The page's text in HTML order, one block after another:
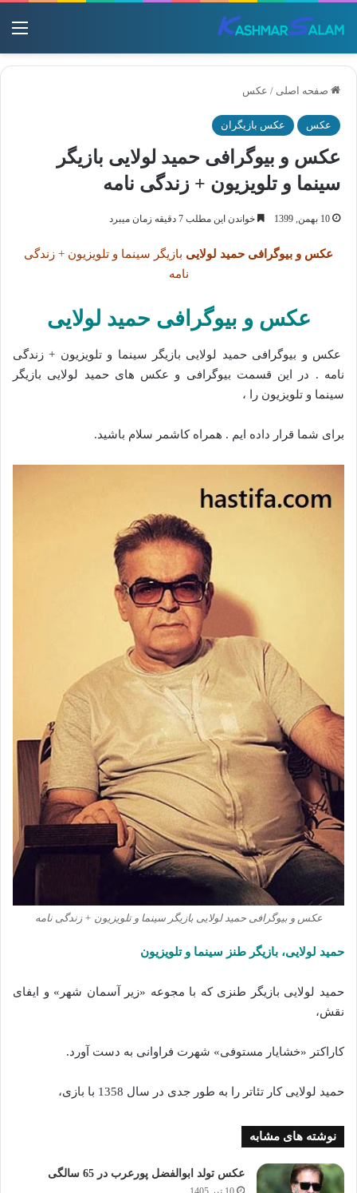
صفحه اصلی / عکس
عکس عکس بازیگران
عکس و بیوگرافی حمید لولایی بازیگر
سینما و تلویزیون + زندگی نامه
10 بهمن, 1399 خواندن این مطلب 7 دقیقه زمان میبرد
عکس و بیوگرافی حمید لولایی بازیگر سینما و تلویزیون + زندگی
نامه
عکس و بیوگرافی حمید لولایی
عکس و بیوگرافی حمید لولایی بازیگر سینما و تلویزیون + زندگی
نامه . در این قسمت بیوگرافی و عکس های حمید لولایی بازیگر
سینما و تلویزیون را ،
برای شما قرار داده ایم . همراه کاشمر سلام باشید.
عکس و بیوگرافی حمید لولایی بازیگر سینما و تلویزیون + زندگی نامه
حمید لولایی، بازیگر طنز سینما و تلویزیون
حمید لولایی بازیگر طنزی که با مجوعه «زیر آسمان شهر» و ایفای
نقش،
کاراکتر «خشایار مستوفی» شهرت فراوانی به دست آورد.
حمید لولایی کار تئاتر را به طور جدی در سال 1358 با بازی،
نوشته های مشابه
عکس تولد ابوالفضل پورعرب در 65 سالگی